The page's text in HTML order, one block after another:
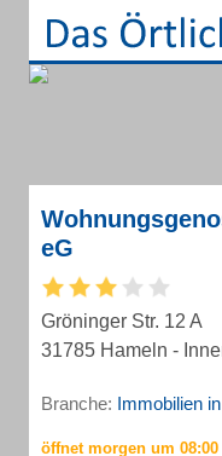
eG
Gröninger Str. 12 A
31785 Hameln -
Branche: Immobilien